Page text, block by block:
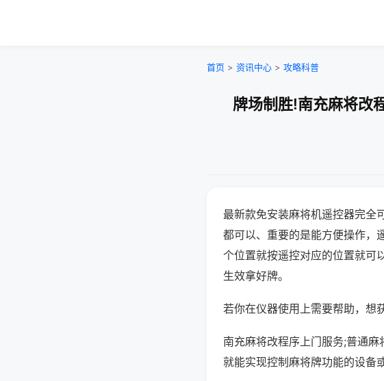
首页 > 资讯中心 > 攻略科普
牌场制胜!南充麻将改
最新款免安装麻将机遥控器完全
都可以、重要的是能方便操作，
个位置就按遥控对应的位置就可
生效拿好牌。
若你在仪器使用上需要帮助，想
南充麻将改程序上门服务;普通
就能实现控制麻将牌功能的设备